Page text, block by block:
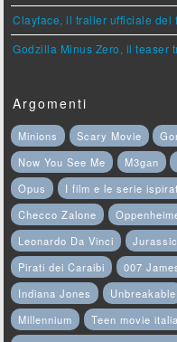
Clayface, il trailer ufficiale del
Godzilla Minus Zero, il teaser
Argomenti
Minions Scary Movie
Now You See Me
M3gan
Opus
I film e le serie
Checco Zalone
Leonardo Da Vinci
Pirati dei Caraibi
007
Indiana Jones
Unbreakable
Millennium
Teen movie